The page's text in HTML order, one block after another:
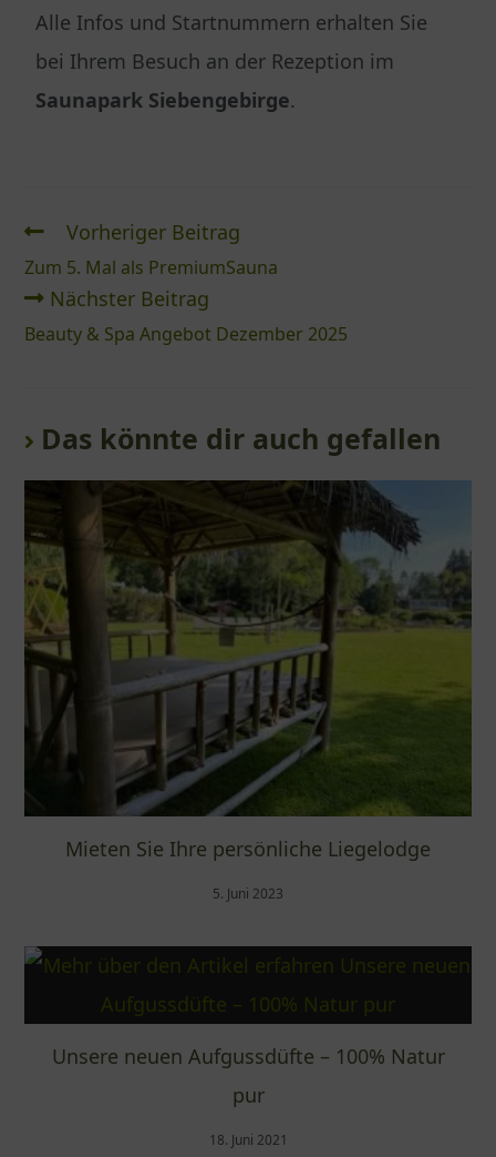
Alle Infos und Startnummern erhalten Sie
bei Ihrem Besuch an der Rezeption im
Saunapark Siebengebirge.
Vorheriger Beitrag
Zum 5. Mal als PremiumSauna
Nächster Beitrag
Beauty & Spa Angebot Dezember 2025
Das könnte dir auch gefallen
Mieten Sie Ihre persönliche Liegelodge
5. Juni 2023
Unsere neuen Aufgussdüfte – 100% Natur
pur
18. Juni 2021